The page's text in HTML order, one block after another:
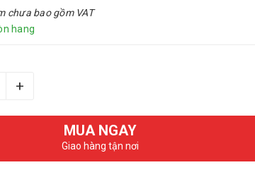
chưa bao gồm VAT
hang
+
MUA NGAY
Giao hàng tận nơi